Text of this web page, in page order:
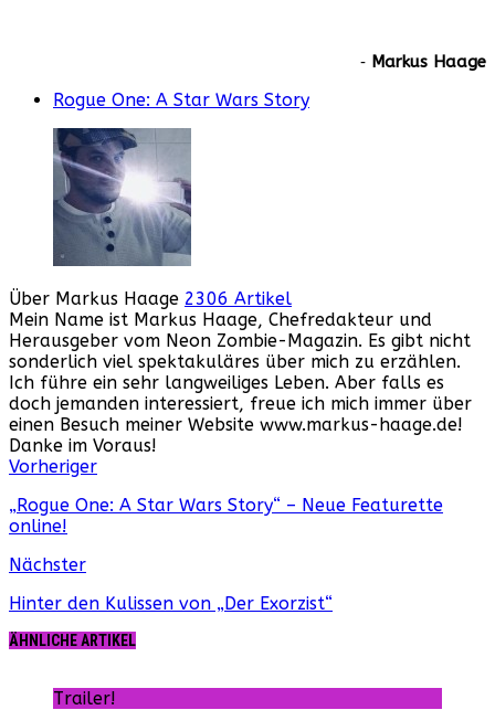
‐ Markus Haage
Rogue One: A Star Wars Story
Über Markus Haage 2306 Artikel
Mein Name ist Markus Haage, Chefredakteur und
Herausgeber vom Neon Zombie-Magazin. Es gibt nicht
sonderlich viel spektakuläres über mich zu erzählen.
Ich führe ein sehr langweiliges Leben. Aber falls es
doch jemanden interessiert, freue ich mich immer über
einen Besuch meiner Website www.markus-haage.de!
Danke im Voraus!
Webseite
Facebook
Instagram
YouTube
Vorheriger
„Rogue One: A Star Wars Story“ – Neue Featurette
online!
Nächster
Hinter den Kulissen von „Der Exorzist“
ÄHNLICHE ARTIKEL
Trailer!